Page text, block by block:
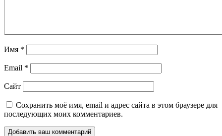
Имя *
Email *
Сайт
Сохранить моё имя, email и адрес сайта в этом браузере для
последующих моих комментариев.